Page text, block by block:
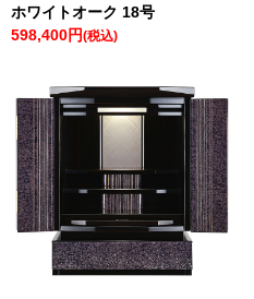
ホワイトオーク 18号
598,400円(税込)